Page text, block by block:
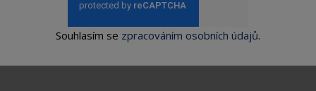
Souhlasím se zpracováním osobních údajů.